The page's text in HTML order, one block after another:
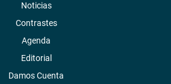
Noticias
Contrastes
Agenda
Editorial
Damos Cuenta